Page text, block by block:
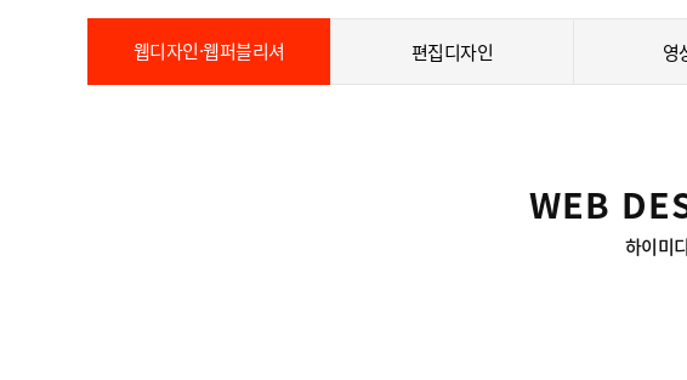
웹디자인·웹퍼블리셔 편집디자인 영
WEB
하이미